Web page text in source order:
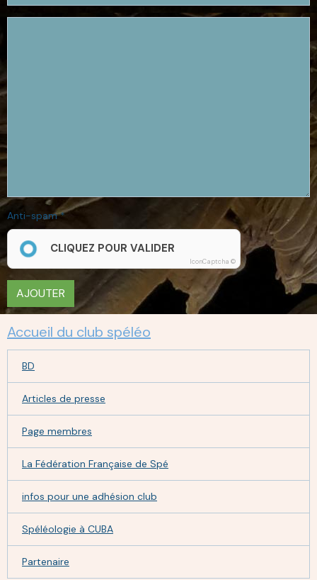
Anti-spam
CLIQUEZ POUR VALIDER
IconCaptcha ©
AJOUTER
Accueil du club spéléo
BD
Articles de presse
Page membres
La Fédération Française de Spé
infos pour une adhésion club
Spéléologie à CUBA
Partenaire